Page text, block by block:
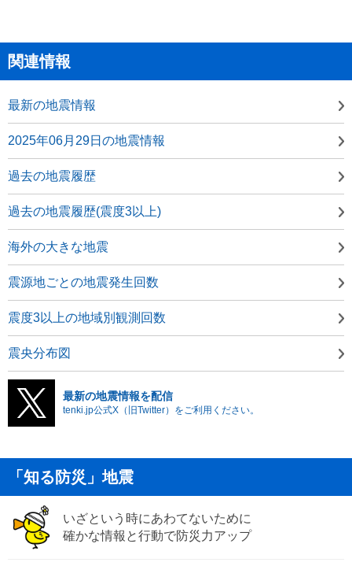
関連情報
最新の地震情報
2025年06月29日の地震情報
過去の地震履歴
過去の地震履歴(震度3以上)
海外の大きな地震
震源地ごとの地震発生回数
震度3以上の地域別観測回数
震央分布図
最新の地震情報を配信
tenki.jp公式X（旧Twitter）をご利用ください。
「知る防災」地震
いざという時にあわてないために
確かな情報と行動で防災力アップ